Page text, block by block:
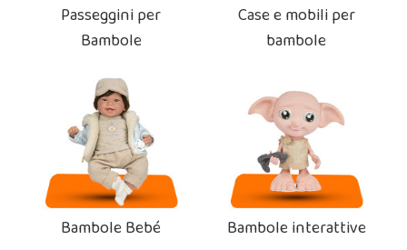
Passeggini per
Bambole
Case e mobili per
bambole
Bambole Bebé Bambole interattive